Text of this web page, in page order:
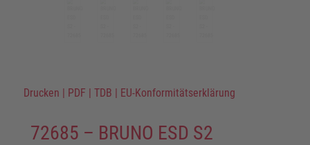
Drucken | PDF | TDB | EU-Konformitätserklärung
72685 – BRUNO ESD S2